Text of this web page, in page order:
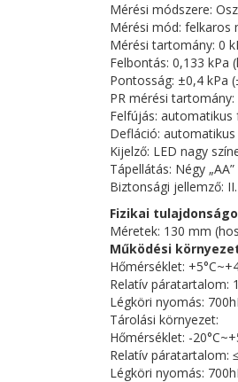
Mérési módszere:
Mérési mód: felkaros
Mérési tartomány: 0
Felbontás: 0,133 kPa
Pontosság: ±0,4 kPa
PR mérési
Felfújás: automatikus
Defláció:
Kijelző: LED nagy
Tápellátás: Négy
Biztonsági jellemző:
Fizikai
Méretek: 130 mm
Működési
Hőmérséklet:
Relatív páratartalom:
Légköri nyomás:
Tárolási környezet:
Hőmérséklet: -
Relatív páratartalom:
Légköri nyomás: